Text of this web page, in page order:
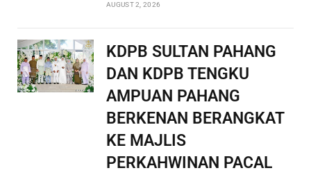
AUGUST 2, 2026
KDPB SULTAN PAHANG
DAN KDPB TENGKU
AMPUAN PAHANG
BERKENAN BERANGKAT
KE MAJLIS
PERKAHWINAN PACAL